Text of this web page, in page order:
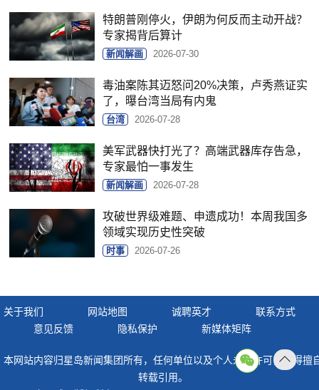
特朗普刚停火，伊朗为何反而主动开战？
专家揭背后算计
新闻解画 2026-07-30
毒油案陈其迈怒问20%决策，卢秀燕证实
了，曝台湾当局有内鬼
台湾 2026-07-28
美军武器快打光了？高端武器库存告急，
专家最怕一事发生
新闻解画 2026-07-28
攻破世界级难题、申遗成功！本周我国多
领域实现历史性突破
时事 2026-07-26
关于我们 网站地图 诚聘英才
联系方式
意见反馈
隐私保护 新媒体矩阵
本网站内容归星岛新闻集团所有，任何单位以及个人未经许可，不得擅
转载引用。